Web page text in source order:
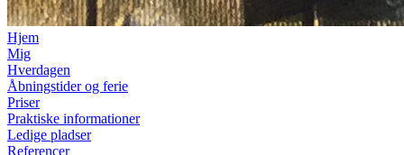
Hjem
Mig
Hverdagen
Åbningstider og ferie
Priser
Praktiske informationer
Ledige pladser
Referencer